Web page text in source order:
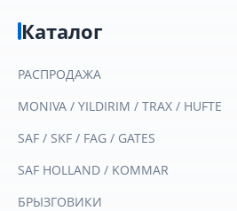
Каталог
РАСПРОДАЖА
MONIVA / YILDIRIM / TRAX / HUFTE
SAF / SKF / FAG / GATES
SAF HOLLAND / KOMMAR
БРЫЗГОВИКИ